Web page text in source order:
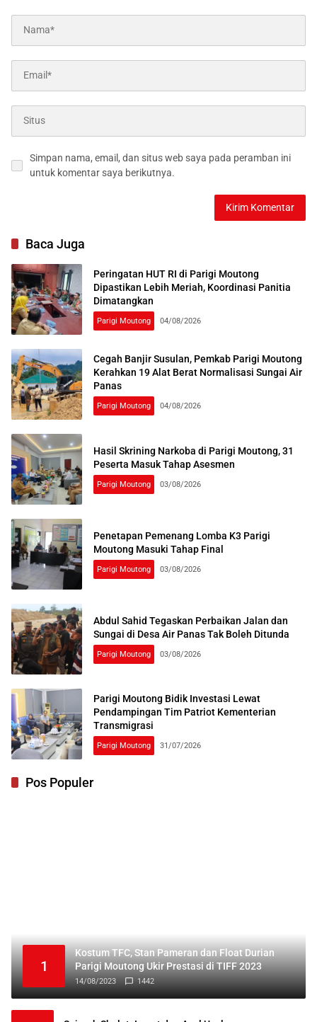
Simpan nama, email, dan situs web saya pada peramban ini
untuk komentar saya berikutnya.
Baca Juga
Peringatan HUT RI di Parigi Moutong
Dipastikan Lebih Meriah, Koordinasi Panitia
Dimatangkan
Parigi Moutong 04/08/2026
Cegah Banjir Susulan, Pemkab Parigi Moutong
Kerahkan 19 Alat Berat Normalisasi Sungai Air
Panas
Parigi Moutong 04/08/2026
Hasil Skrining Narkoba di Parigi Moutong, 31
Peserta Masuk Tahap Asesmen
Parigi Moutong 03/08/2026
Penetapan Pemenang Lomba K3 Parigi
Moutong Masuki Tahap Final
Parigi Moutong 03/08/2026
Abdul Sahid Tegaskan Perbaikan Jalan dan
Sungai di Desa Air Panas Tak Boleh Ditunda
Parigi Moutong 03/08/2026
Parigi Moutong Bidik Investasi Lewat
Pendampingan Tim Patriot Kementerian
Transmigrasi
Parigi Moutong 31/07/2026
Pos Populer
1
Kostum TFC, Stan Pameran dan Float Durian
Parigi Moutong Ukir Prestasi di TIFF 2023
14/08/2023 1442